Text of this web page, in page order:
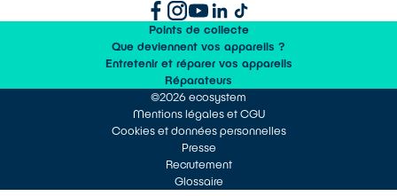
Points de collecte
Que deviennent vos appareils ?
Entretenir et réparer vos appareils
Réparateurs
©2026 ecosystem
Mentions légales et CGU
Cookies et données personnelles
Presse
Recrutement
Glossaire